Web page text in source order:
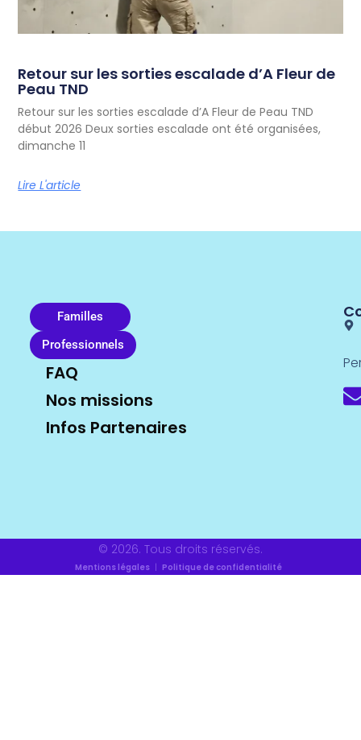
Retour sur les sorties escalade d’A Fleur de
Peau TND
Retour sur les sorties escalade d’A Fleur de Peau TND
début 2026 Deux sorties escalade ont été organisées,
dimanche 11
Lire L'article
Familles
Professionnels
FAQ
Nos missions
Infos Partenaires
© 2026. Tous droits réservés.
Mentions légales| Politique de confidentialité